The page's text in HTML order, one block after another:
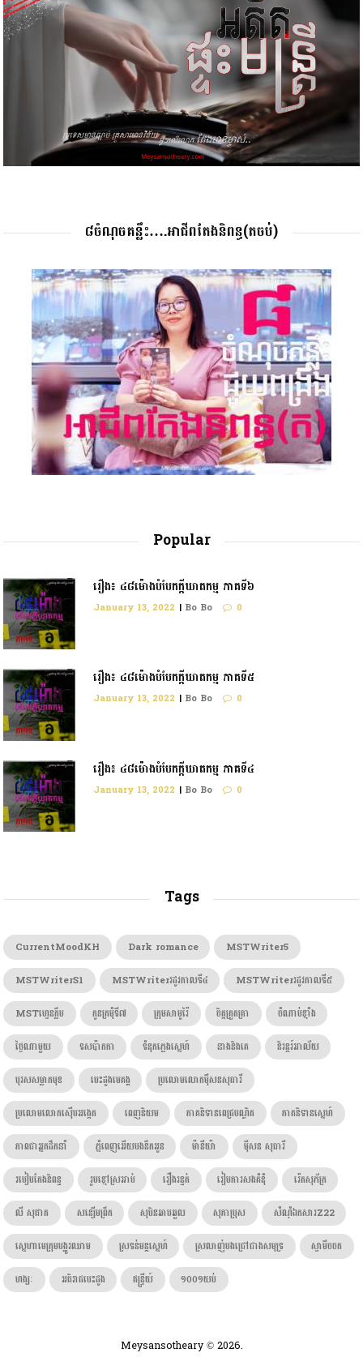
៨ចំណុចគន្លឹះ….អាជីពតែងនិពន្ធ(តចប់)
Popular
រឿង៖ ៤៨ម៉ោងបំបែកក្តីឃាតកម្ម ភាគទី៦
January 13, 2022 | Bo Bo 0
រឿង៖ ៤៨ម៉ោងបំបែកក្ដីឃាតកម្ម ភាគទី៥
January 13, 2022 | Bo Bo 0
រឿង៖ ៤៨ម៉ោងបំបែកក្តីឃាតកម្ម ភាគទី៤
January 13, 2022 | Bo Bo 0
Tags
CurrentMoodKH Dark romance
MSTWriter5
MSTWriterS1
MSTWriterរដូវកាលទី៤
MSTWriterរដូវកាលទី៥
MSTហ្វេនក្លឹប
កូនក្រមុំទី៧ ក្រុមសាមូរ៉ៃ ចិត្តត្រួតត្រា
ចំណាប់ខ្មាំង
ថ្ងៃណាមួយ
ទសប៉ាកកា ទំនុកភ្លេងស្នេហ៍ នាងនិងគេ
និរន្តរ៍អាល័យ
បុរសសម្លាកមុខ
បេះដូងមេគង្គ
ប្រលោមលោកម៉ីសនសុធារី
ប្រលោមលោកស៊ើបអង្កេត
ពេញនិយម ភាគនិទានពេជ្របណ្ឌិត
ភាគនិទានស្នេហ៍
ភាពជាអ្នកដឹកនាំ
ភ្នំពេញអើយបងនឹកអូន ម៉ានីយ៉ា
ម៉ីសន សុធារី
របៀបតែងនិពន្ធ
រូបខ្មៅស្រអាប់ រឿងរន្ធត់ រៀបការសងគំនុំ
រ៉េតសុភ័ក្រ
លី សុផាត
សន្សើមព្រឹក សុបិនឆាបឆួល សុភាប្រុស
សំណុំឯកសារZ22
ស្នេហាមេក្រុមបង្ហូរឈាម
ស្រទន់មន្តស្នេហ៍ ស្រលាញ់បងជ្រៅជាងសមុទ្រ
ស្វាមីចចក
ហង្សៈ​
អធិរាជបេះដូង ឥន្រ្ទីយ៍ ១០០១យប់
Meysansotheary © 2026.